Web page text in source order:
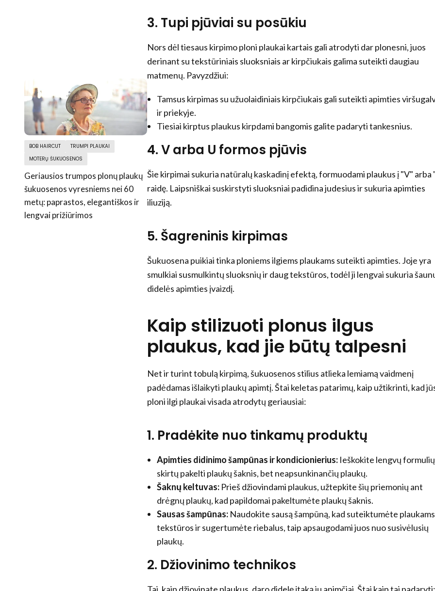
BOB HAIRCUT
TRUMPI PLAUKAI
MOTERŲ ŠUKUOSENOS
Geriausios trumpos plonų plaukų
šukuosenos vyresniems nei 60
metų: paprastos, elegantiškos ir
lengvai prižiūrimos
3. Tupi pjūviai su posūkiu
Nors dėl tiesaus kirpimo ploni plaukai kartais gali atrodyti dar plonesni, juos
derinant su tekstūriniais sluoksniais ar kirpčiukais galima suteikti daugiau
matmenų. Pavyzdžiui:
Tamsus kirpimas su užuolaidiniais kirpčiukais gali suteikti apimties
ir priekyje.
Tiesiai kirptus plaukus kirpdami bangomis galite padaryti tankesnius.
4. V arba U formos pjūvis
Šie kirpimai sukuria natūralų kaskadinį efektą, formuodami plaukus į "V" arba
raidę. Laipsniškai suskirstyti sluoksniai padidina judesius ir sukuria apimties
iliuziją.
5. Šagreninis kirpimas
Šukuosena puikiai tinka ploniems ilgiems plaukams suteikti apimties. Joje yra
smulkiai susmulkintų sluoksnių ir daug tekstūros, todėl ji lengvai sukuria
didelės apimties įvaizdį.
Kaip stilizuoti plonus ilgus
plaukus, kad jie būtų talpesni
Net ir turint tobulą kirpimą, šukuosenos stilius atlieka lemiamą vaidmenį
padėdamas išlaikyti plaukų apimtį. Štai keletas patarimų, kaip užtikrinti, kad
ploni ilgi plaukai visada atrodytų geriausiai:
1. Pradėkite nuo tinkamų produktų
Apimties didinimo šampūnas ir kondicionierius: Ieškokite lengvų
skirtų pakelti plaukų šaknis, bet neapsunkinančių plaukų.
Šaknų keltuvas: Prieš džiovindami plaukus, užtepkite šių priemonių ant
drėgnų plaukų, kad papildomai pakeltumėte plaukų šaknis.
Sausas šampūnas: Naudokite sausą šampūną, kad suteiktumėte plaukams
tekstūros ir sugertumėte riebalus, taip apsaugodami juos nuo susivėlusių
plaukų.
2. Džiovinimo technikos